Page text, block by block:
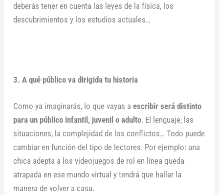
deberás tener en cuenta las leyes de la física, los
descubrimientos y los estudios actuales…
3. A qué público va dirigida tu historia
Como ya imaginarás, lo que vayas a escribir será distinto
para un público infantil, juvenil o adulto. El lenguaje, las
situaciones, la complejidad de los conflictos… Todo puede
cambiar en función del tipo de lectores. Por ejemplo: una
chica adepta a los videojuegos de rol en línea queda
atrapada en ese mundo virtual y tendrá que hallar la
manera de volver a casa.